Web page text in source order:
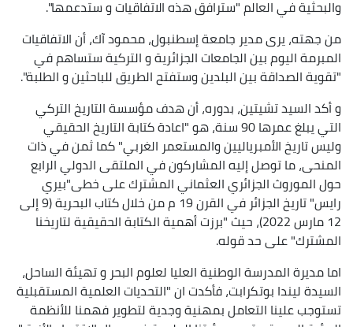
والبحثية في العالم "سترافق هذه الاتفاقيات و ستدعمها".
من جهته، يرى مدير جامعة إسطنبول، محمود آك، أن الاتفاقيات
المبرمة اليوم بين الجامعات الجزائرية و التركية ستساهم في
"تقوية الصداقة بين البلدين وستفتح الطريق للباحثين و الطلبة".
و أكد السيد تشيتين، بدوره، أن هدف مؤسسة التاريخ التركي
التي يبلغ عمرها 90 سنة، هو "اعادة كتابة التاريخ الحقيقي
وليس تاريخ الأمبرياليين والمستعمر الغربي" كما ثمن في ذات
المنحى، ما توصل إليه المشاركون في الملتقى الدولي الرابع
حول الموروث الجزائري العثماني المشترك على خطى"بيري
رايس" تاريخ الجزائر في القرن 19 م من خلال كتاب البحرية (9 إلى
12 مارس 2022)، حيث "برزت أهمية الكتابة الحقيقية لتاريخنا
المشترك" على حد قوله.
اما مديرة المدرسة الوطنية العليا لعلوم البحر و تهيئة الساحل،
السيدة ليندا بوتكرابت، فأكدت ان "التحديات العلمية المستقبلية
تستوجب علينا التعامل بمهنية وجدية لتطوير فهمنا للأنظمة